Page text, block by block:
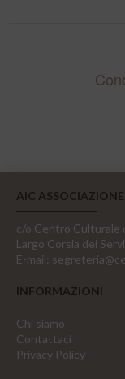
AIC
c/o Centro Culturale
Largo Corsia dei
E-mail:
INFORMAZIONI
Chi siamo
Contattaci
Privacy Policy